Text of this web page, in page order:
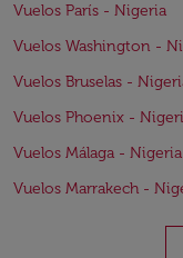
Vuelos París - Nigeria
Vuelos Washington -
Vuelos Bruselas -
Vuelos Phoenix -
Vuelos Málaga - Nigeria
Vuelos Marrakech -